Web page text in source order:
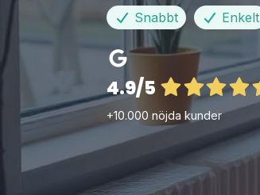
Snabbt Enkelt
4.9/5
+10.000 nöjda kunder